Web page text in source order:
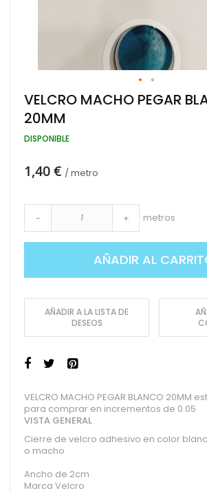
Saltar
al
comienzo
la
de
imágenes
VELCRO MACHO PEGAR
20MM
DISPONIBLE
1,40 € / metro
- + metros
AÑADIR AL
AÑADIR A LA LISTA DE
DESEOS
VELCRO MACHO PEGAR BLANCO 20MM
para comprar en incrementos de 0.05
VISTA GENERAL
Cierre de velcro adhesivo en color
o macho
Ancho de 2cm
Marca Velcro